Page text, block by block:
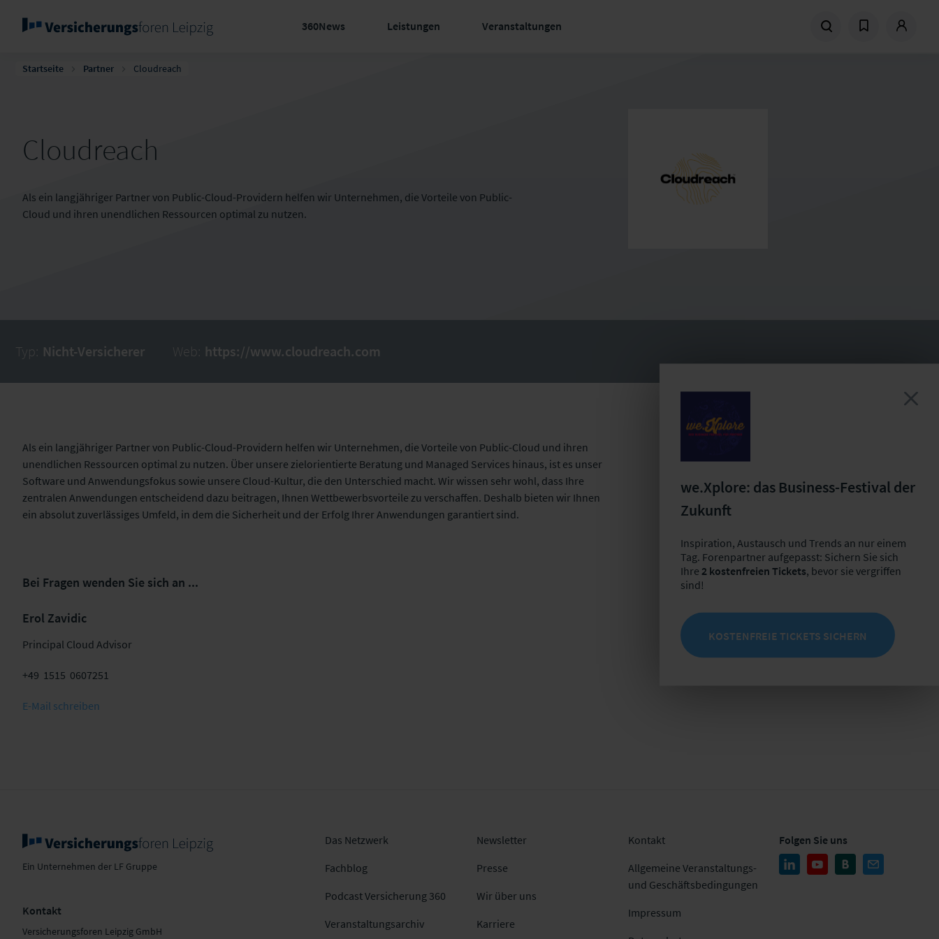
360News Leistungen Veranstaltungen
Startseite Partner Cloudreach
Cloudreach
Als ein langjähriger Partner von Public-Cloud-Providern helfen wir Unternehmen, die Vorteile von Public-
Cloud und ihren unendlichen Ressourcen optimal zu nutzen.
Typ: Nicht-Versicherer Web: https://www.cloudreach.com
Als ein langjähriger Partner von Public-Cloud-Providern helfen wir Unternehmen, die Vorteile von Public-Cloud und ihren
unendlichen Ressourcen optimal zu nutzen. Über unsere zielorientierte Beratung und Managed Services hinaus, ist es unser
Software und Anwendungsfokus sowie unsere Cloud-Kultur, die den Unterschied macht. Wir wissen sehr wohl, dass Ihre
zentralen Anwendungen entscheidend dazu beitragen, Ihnen Wettbewerbsvorteile zu verschaffen. Deshalb bieten wir Ihnen
ein absolut zuverlässiges Umfeld, in dem die Sicherheit und der Erfolg Ihrer Anwendungen garantiert sind.
Bei Fragen wenden Sie sich an ...
Erol Zavidic
Principal Cloud Advisor
+49 1515 0607251
E-Mail schreiben
Forenpartnerschaft
+49 341 98988-221
E-Mail schreiben
we.Xplore: das Business-Festival der
Zukunft
Inspiration, Austausch und Trends an nur einem
Tag. Forenpartner aufgepasst: Sichern Sie sich
Ihre 2 kostenfreien Tickets, bevor sie vergriffen
sind!
KOSTENFREIE TICKETS SICHERN
Ein Unternehmen der LF Gruppe
Kontakt
Versicherungsforen Leipzig GmbH
Das Netzwerk
Fachblog
Podcast Versicherung 360
Veranstaltungsarchiv
Newsletter
Presse
Wir über uns
Karriere
Kontakt
Allgemeine Veranstaltungs-
und Geschäftsbedingungen
Impressum
Folgen Sie uns